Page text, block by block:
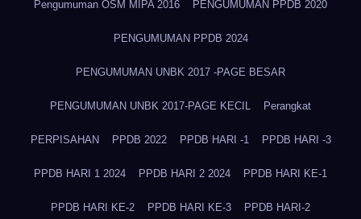
Pengumuman OSM MIPA 2016 PENGUMUMAN PPDB 2020
PENGUMUMAN PPDB 2024
PENGUMUMAN UNBK 2017 -PAGE BESAR
PENGUMUMAN UNBK 2017-PAGE KECIL Perangkat
PERPISAHAN PPDB 2022 PPDB HARI -1 PPDB HARI -3
PPDB HARI 1 2024 PPDB HARI 2 2024 PPDB HARI KE-1
PPDB HARI KE-2 PPDB HARI KE-3 PPDB HARI-2